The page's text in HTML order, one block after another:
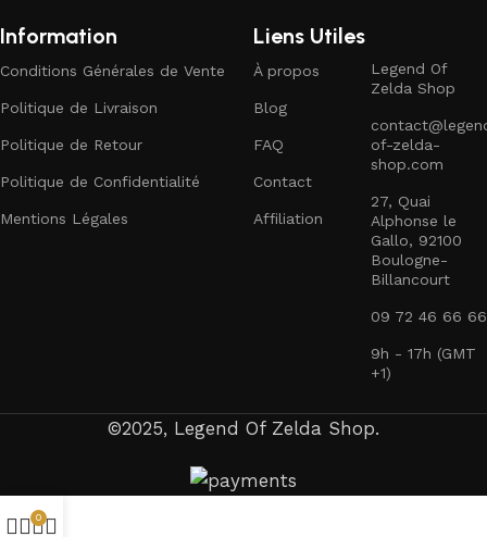
Information
Conditions Générales de Vente
Politique de Livraison
Politique de Retour
Politique de Confidentialité
Mentions Légales
Liens Utiles
À propos
Blog
FAQ
Contact
Affiliation
Legend Of
Zelda Shop
of-zelda-
shop.com
27, Quai
Alphonse le
Gallo, 92100
Boulogne-
Billancourt
09 72 46 66 66
9h - 17h (GMT
+1)
©2025, Legend Of Zelda Shop.
0